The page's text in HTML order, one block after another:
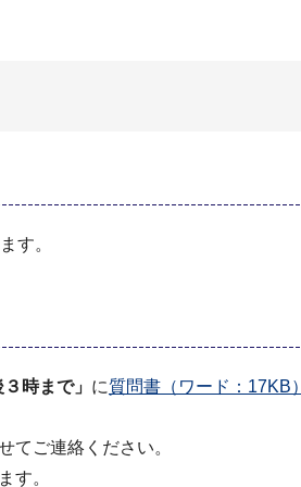
す。
時まで」 に質問書（ワード：17KB）
てご連絡ください。
す。